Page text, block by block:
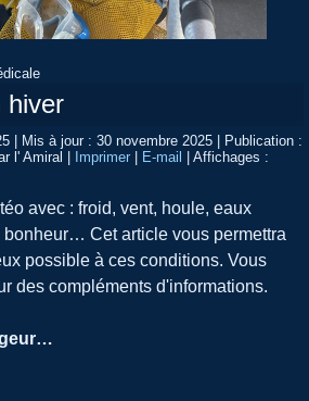
hiver
| Mis à jour : 30 novembre 2025 | Publication :
l' Amiral | Imprimer | E-mail |Affichages :
avec : froid, vent, houle, eaux
Cet article vous permettra
possible à ces conditions. Vous
des compléments d'informations.